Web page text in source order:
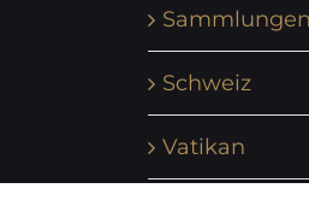
Sammlungen
Schweiz
Vatikan